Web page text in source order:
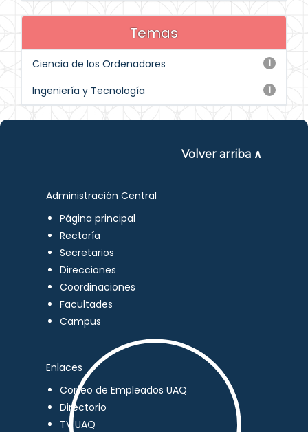
Temas
1
Ciencia de los Ordenadores
1
Ingeniería y Tecnología
Volver arriba ∧
Administración Central
Página principal
Rectoría
Secretarios
Direcciones
Coordinaciones
Facultades
Campus
Enlaces
Correo de Empleados UAQ
Directorio
TV UAQ